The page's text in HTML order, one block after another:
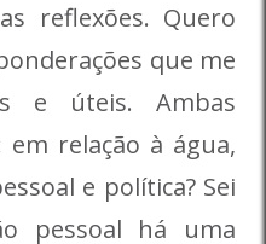
reflexões. Quero
que me
e úteis. Ambas
relação à água,
e política? Sei
pessoal há uma